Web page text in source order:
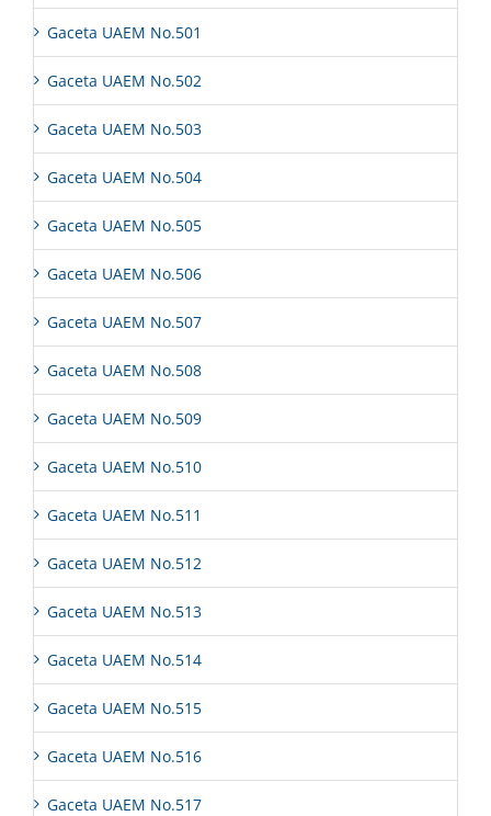
Gaceta UAEM No.501
Gaceta UAEM No.502
Gaceta UAEM No.503
Gaceta UAEM No.504
Gaceta UAEM No.505
Gaceta UAEM No.506
Gaceta UAEM No.507
Gaceta UAEM No.508
Gaceta UAEM No.509
Gaceta UAEM No.510
Gaceta UAEM No.511
Gaceta UAEM No.512
Gaceta UAEM No.513
Gaceta UAEM No.514
Gaceta UAEM No.515
Gaceta UAEM No.516
Gaceta UAEM No.517